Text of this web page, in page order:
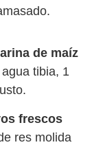
de maíz
tibia, 1
frescos
res molida